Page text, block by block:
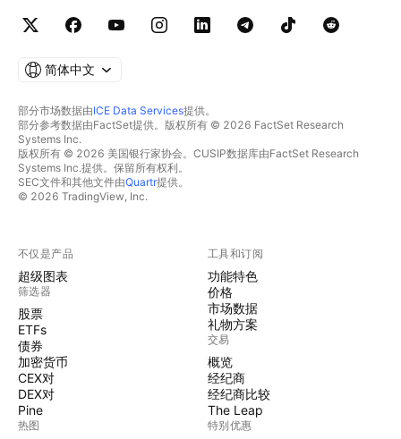
简体中文
部分市场数据由ICE Data Services提供。
部分参考数据由FactSet提供。版权所有 © 2026 FactSet Research
Systems Inc.
版权所有 © 2026 美国银行家协会。CUSIP数据库由FactSet Research
Systems Inc.提供。保留所有权利。
SEC文件和其他文件由Quartr提供。
© 2026 TradingView, Inc.
不仅是产品
超级图表
筛选器
股票
ETFs
债券
加密货币
CEX对
DEX对
Pine
热图
工具和订阅
功能特色
价格
市场数据
礼物方案
交易
概览
经纪商
经纪商比较
The Leap
特别优惠